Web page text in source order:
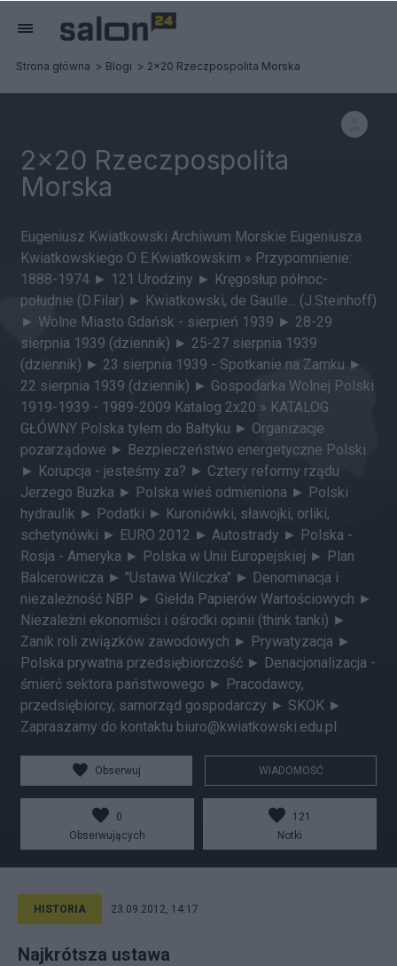
Strona główna Blogi 2x20 Rzeczpospolita Morska
2x20 Rzeczpospolita
Morska
Eugeniusz Kwiatkowski Archiwum Morskie Eugeniusza
Kwiatkowskiego O E.Kwiatkowskim » Przypomnienie:
1888-1974 ► 121 Urodziny ► Kręgosłup północ-
południe (D.Filar) ► Kwiatkowski, de Gaulle... (J.Steinhoff)
► Wolne Miasto Gdańsk - sierpień 1939 ► 28-29
sierpnia 1939 (dziennik) ► 25-27 sierpnia 1939
(dziennik) ► 23 sierpnia 1939 - Spotkanie na Zamku ►
22 sierpnia 1939 (dziennik) ► Gospodarka Wolnej Polski
1919-1939 - 1989-2009 Katalog 2x20 » KATALOG
GŁÓWNY Polska tyłem do Bałtyku ► Organizacje
pozarządowe ► Bezpieczeństwo energetyczne Polski
► Korupcja - jesteśmy za? ► Cztery reformy rządu
Jerzego Buzka ► Polska wieś odmieniona ► Polski
hydraulik ► Podatki ► Kuroniówki, sławojki, orliki,
schetynówki ► EURO 2012 ► Autostrady ► Polska -
Rosja - Ameryka ► Polska w Unii Europejskiej ► Plan
Balcerowicza ► "Ustawa Wilczka" ► Denominacja i
niezależność NBP ► Giełda Papierów Wartościowych ►
Niezależni ekonomiści i ośrodki opinii (think tanki) ►
Zanik roli związków zawodowych ► Prywatyzacja ►
Polska prywatna przedsiębiorczość ► Denacjonalizacja -
śmierć sektora państwowego ► Pracodawcy,
przedsiębiorcy, samorząd gospodarczy ► SKOK ►
Zapraszamy do kontaktu biuro@kwiatkowski.edu.pl
Obserwuj WIADOMOŚĆ
0
Obserwujących
121
Notki
HISTORIA 23.09.2012, 14:17
Najkrótsza ustawa